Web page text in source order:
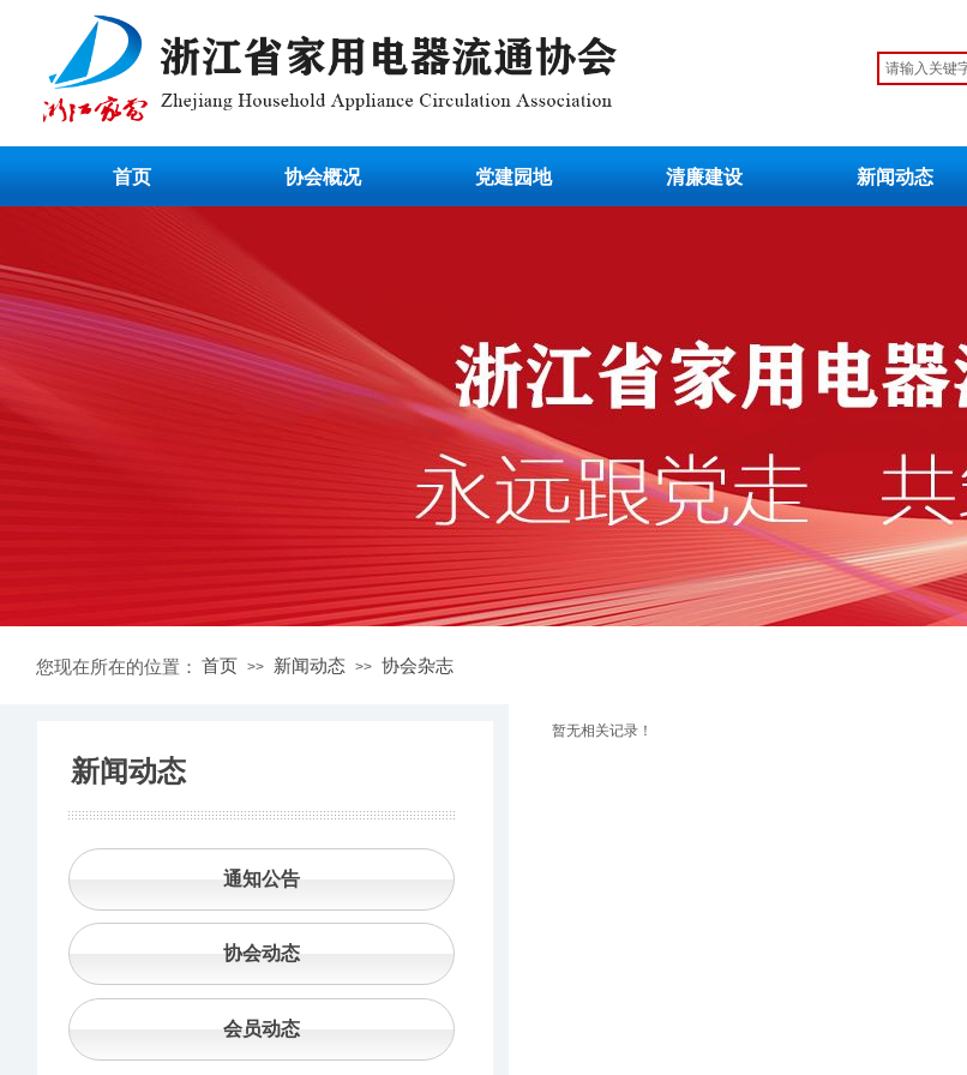
首页 协会概况 党建园地 清廉建设 新闻动态
您现在所在的位置： 首页 >> 新闻动态 >> 协会杂志
暂无相关记录！
通知公告
新闻动态
会员动态
协会动态